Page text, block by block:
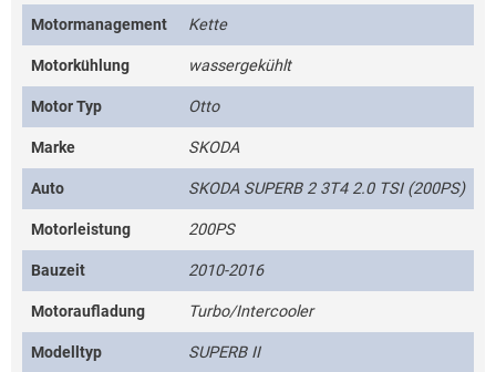
Motormanagement Kette
Motorkühlung wassergekühlt
Motor Typ Otto
Marke SKODA
Auto SKODA SUPERB 2 3T4 2.0 TSI (200PS)
Motorleistung 200PS
Bauzeit 2010-2016
Motoraufladung Turbo/Intercooler
Modelltyp SUPERB II